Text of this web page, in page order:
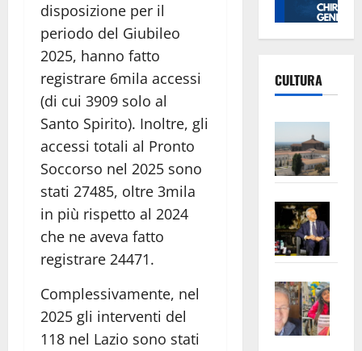
disposizione per il
periodo del Giubileo
2025, hanno fatto
registrare 6mila accessi
(di cui 3909 solo al
Santo Spirito). Inoltre, gli
accessi totali al Pronto
Soccorso nel 2025 sono
stati 27485, oltre 3mila
in più rispetto al 2024
che ne aveva fatto
registrare 24471.
Complessivamente, nel
2025 gli interventi del
118 nel Lazio sono stati
CULTURA
apre